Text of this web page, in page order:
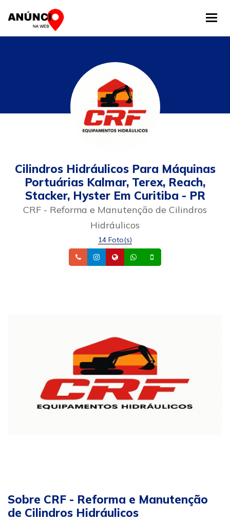
Cilindros Hidráulicos Para Máquinas
Portuárias Kalmar, Terex, Reach,
Stacker, Hyster Em Curitiba - PR
CRF - Reforma e Manutenção de Cilindros
Hidráulicos
14 Foto(s)
TelefoneInstagram
Site Whatsapp
Sobre CRF - Reforma e Manutenção
de Cilindros Hidráulicos